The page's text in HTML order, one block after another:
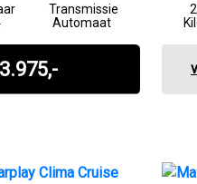
Transmissie
Automaat